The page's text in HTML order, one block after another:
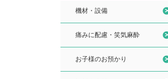
機材・設備
痛みに配慮・笑気麻酔
お子様のお預かり